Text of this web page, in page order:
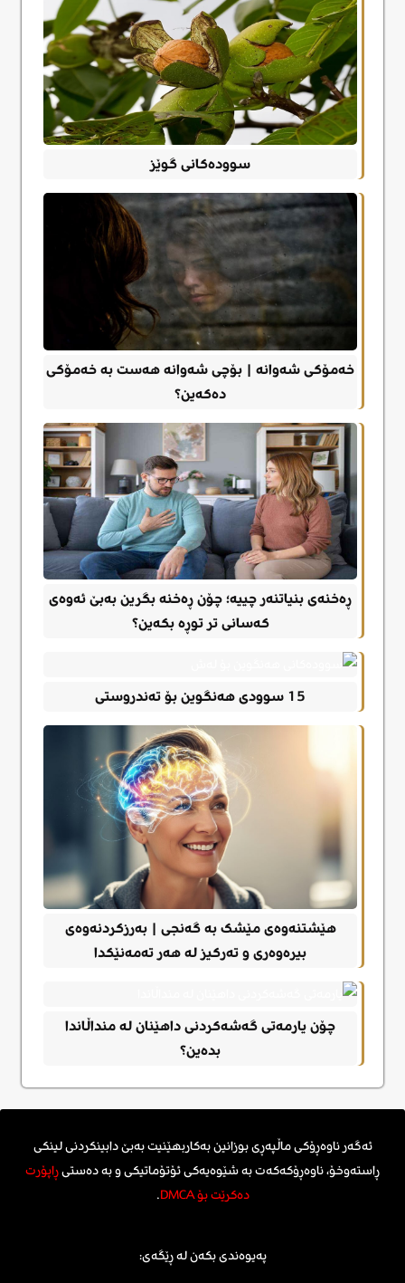
سوودەکانی گوێز
خەمۆکی شەوانە | بۆچی شەوانە هەست بە خەمۆکی
دەکەین؟
ڕەخنەی بنیاتنەر چییە؛ چۆن ڕەخنە بگرین بەبێ ئەوەی
کەسانی تر توڕە بکەین؟
15 سوودی هەنگوین بۆ تەندروستی
هێشتنەوەی مێشک بە گەنجی | بەرزکردنەوەی
بیرەوەری و تەرکیز لە هەر تەمەنێکدا
چۆن یارمەتی گەشەکردنی داهێنان لە منداڵاندا
بدەین؟
ئەگەر ناوەڕۆکی ماڵپەڕی بوزانین بەکاربهێنیت بەبێ دابینکردنی لینکی
ڕاستەوخۆ، ناوەڕۆکەکەت بە شێوەیەکی ئۆتۆماتیکی و بە دەستیڕاپۆرت
دەکرێت بۆ DMCA
.
پەیوەندی بکەن لە ڕێگەی: